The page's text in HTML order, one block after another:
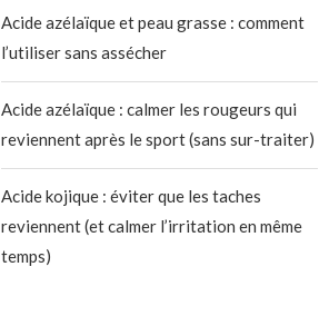
Acide azélaïque et peau grasse : comment
l’utiliser sans assécher
Acide azélaïque : calmer les rougeurs qui
reviennent après le sport (sans sur-traiter)
Acide kojique : éviter que les taches
reviennent (et calmer l’irritation en même
temps)